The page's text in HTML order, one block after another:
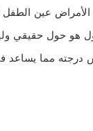
الأمراض عين
هو حول حقيقي
درجته مما